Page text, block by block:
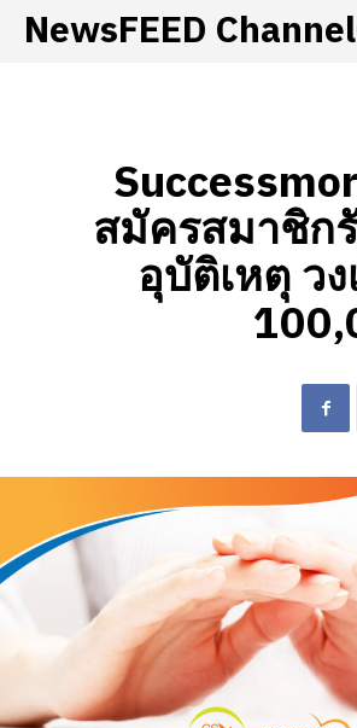
NewsFEED Channel
สมัครสมาชิก
อุบัติเหตุ ว